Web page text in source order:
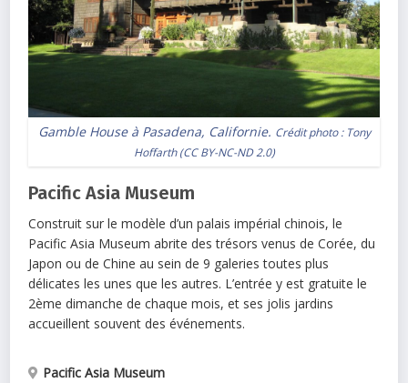
Gamble House à Pasadena, Californie. Crédit photo : Tony
Hoffarth(CC BY-NC-ND 2.0)
Pacific Asia Museum
Construit sur le modèle d’un palais impérial chinois, le
Pacific Asia Museum abrite des trésors venus de Corée, du
Japon ou de Chine au sein de 9 galeries toutes plus
délicates les unes que les autres. L’entrée y est gratuite le
2ème dimanche de chaque mois, et ses jolis jardins
accueillent souvent des événements.
Pacific Asia Museum